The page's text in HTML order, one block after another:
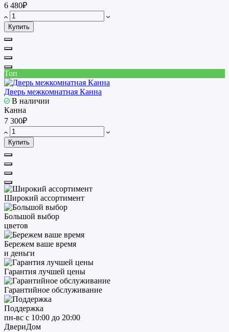
6 480₽
Купить
Топ
Дверь межкомнатная Канна
В наличии
Канна
7 300₽
Купить
Широкий ассортимент
Большой выбор
цветов
Бережем ваше время
и деньги
Гарантия лучшей цены
Гарантийное обслуживание
Поддержка
пн-вс с 10:00 до 20:00
ДвериДом